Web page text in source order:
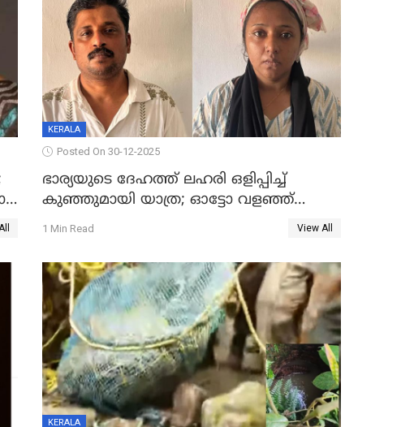
KERALA
Posted On 30-12-2025
ഭാര്യയുടെ ദേഹത്ത് ലഹരി ഒളിപ്പിച്ച്
കുഞ്ഞുമായി യാത്ര; ഓട്ടോ വളഞ്ഞ്
ദമ്പതികളെ പിടികൂടി പൊലീസ്
1 Min Read View All
KERALA